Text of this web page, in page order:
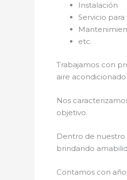
Instalación
Servicio
etc.
Trabajamos con
aire
Nos
objetivo.
Dentro de nuestro
brindando
Contamos con